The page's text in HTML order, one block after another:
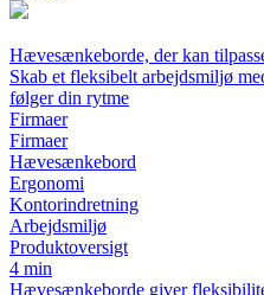
Hævesænkeborde, der kan
Skab et fleksibelt arbejdsmiljø
følger din rytme
Firmaer
Firmaer
Hævesænkebord
Ergonomi
Kontorindretning
Arbejdsmiljø
Produktoversigt
4 min
Hævesænkeborde giver